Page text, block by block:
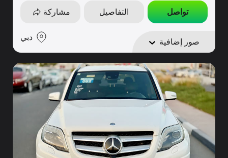
تواصل التفاصيل مشاركة
صور إضافية دبي